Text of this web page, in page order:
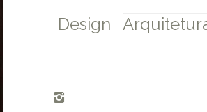
Design